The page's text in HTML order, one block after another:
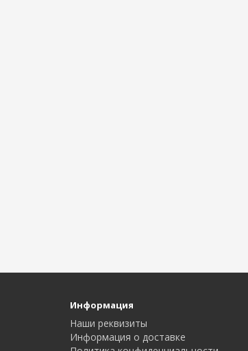
Информация
Наши реквизиты
Информация о доставке